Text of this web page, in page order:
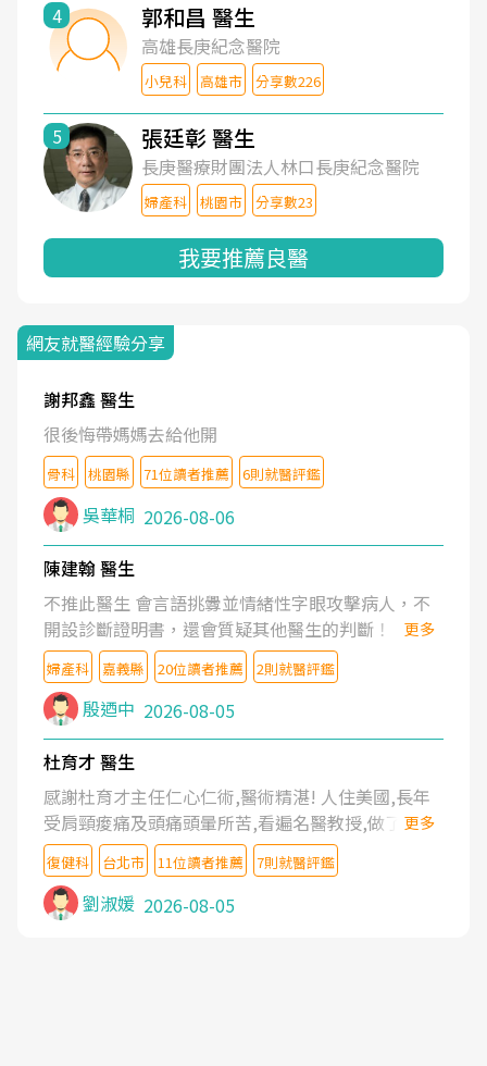
4 郭和昌 醫生
高雄長庚紀念醫院
小兒科 高雄市 分享數226
5 張廷彰 醫生
長庚醫療財團法人林口長庚紀念醫院
婦產科 桃園市 分享數23
我要推薦良醫
網友就醫經驗分享
謝邦鑫 醫生
很後悔帶媽媽去給他開
骨科 桃園縣 71位讀者推薦 6則就醫評鑑
吳華桐 2026-08-06
陳建翰 醫生
不推此醫生 會言語挑釁並情緒性字眼攻擊病人，不
開設診斷證明書，還會質疑其他醫生的判斷！
更多
婦產科 嘉義縣 20位讀者推薦 2則就醫評鑑
殷迺中 2026-08-05
杜育才 醫生
感謝杜育才主任仁心仁術,醫術精湛! 人住美國,長年
受肩頸痠痛及頭痛頭暈所苦,看遍名醫教授,做了各種
檢查,也嘗試過西醫打針,中醫針灸及物理徒手治療都
沒有用,後來連吃到嗎啡類止痛藥都效果有限,只是壓
症狀,沒多久就痛起來,多年失眠嚴重影響生活品質.
台灣親友介紹忠孝醫院杜育才主任是頸頭症候群專
更多
復健科 台北市 11位讀者推薦 7則就醫評鑑
劉淑媛 2026-08-05